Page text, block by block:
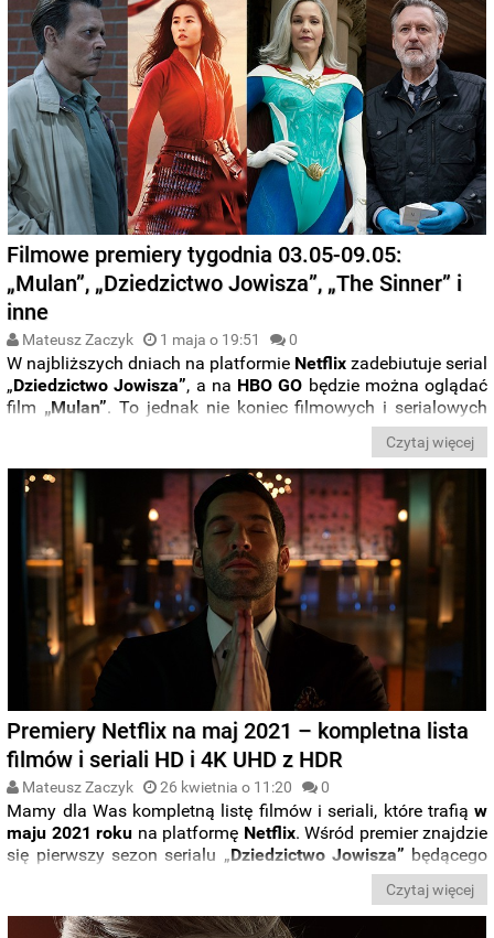
Filmowe premiery tygodnia 03.05-09.05:
„Mulan”, „Dziedzictwo Jowisza”, „The Sinner” i
inne
Mateusz Zaczyk 1 maja o 19:51 0
W najbliższych dniach na platformie Netflix zadebiutuje serial
„Dziedzictwo Jowisza”, a na HBO GO będzie można oglądać
film „Mulan”. To jednak nie koniec filmowych i serialowych
kalendarz premierna
? Przekonajcie się w nowej odsłonie
serii „Filmowe premiery tygodnia”.
Czytaj więcej
Premiery Netflix na maj 2021 – kompletna lista
filmów i seriali HD i 4K UHD z HDR
Mateusz Zaczyk 26 kwietnia o 11:20 0
Mamy dla Was kompletną listę filmów i seriali, które trafiąw
maju 2021 roku na platformę Netflix. Wśród premier znajdzie
się pierwszy sezon serialu „Dziedzictwo Jowisza” będącego
adaptacją komiksu Marka Millara, a także drugie sezony
Miłość, śmierć i roboty”, „Kto zabił
Sarę?”, „Ragnarok”oraz finałowe odsłony seriali
Czytaj więcej